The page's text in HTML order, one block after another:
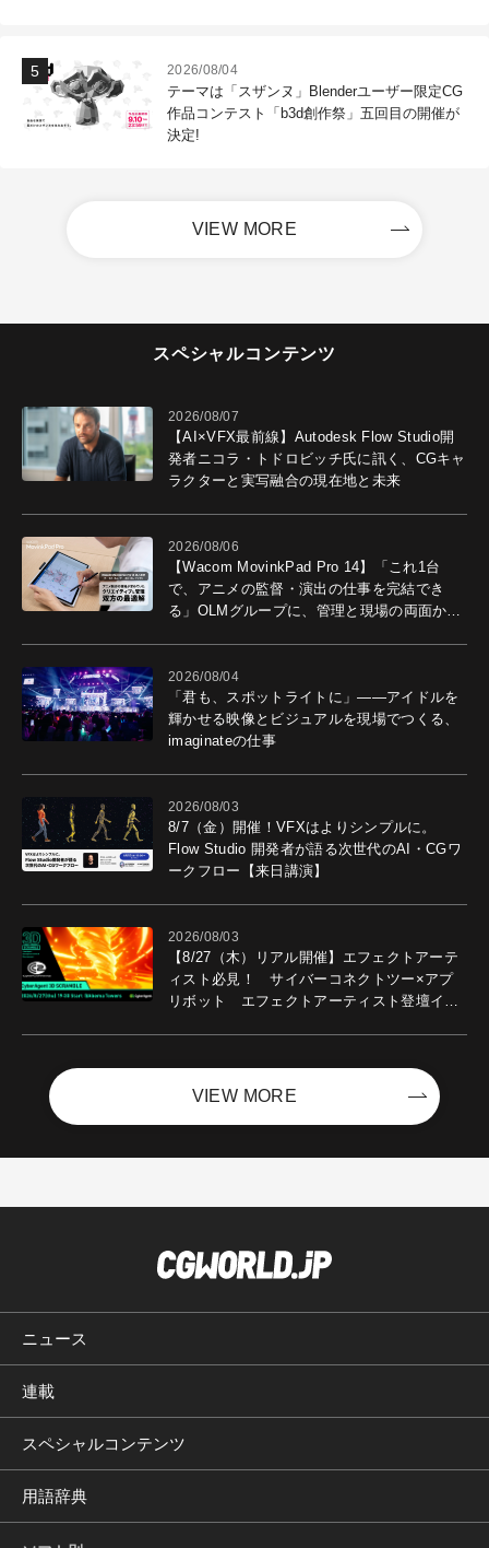
2026/08/04
テーマは「スザンヌ」Blenderユーザー限定CG
作品コンテスト「b3d創作祭」五回目の開催が
決定!
VIEW MORE
スペシャルコンテンツ
2026/08/07
【AI×VFX最前線】Autodesk Flow Studio開
発者ニコラ・トドロビッチ氏に訊く、CGキャ
ラクターと実写融合の現在地と未来
2026/08/06
【Wacom MovinkPad Pro 14】「これ1台
で、アニメの監督・演出の仕事を完結でき
る」OLMグループに、管理と現場の両面から
2026/08/04
「君も、スポットライトに」――アイドルを
輝かせる映像とビジュアルを現場でつくる、
imaginateの仕事
2026/08/03
8/7（金）開催！VFXはよりシンプルに。
Flow Studio 開発者が語る次世代のAI・CGワ
ークフロー【来日講演】
2026/08/03
【8/27（木）リアル開催】エフェクトアーテ
ィスト必見！ サイバーコネクトツー×アプ
リボット エフェクトアーティスト登壇イベ
VIEW MORE
ニュース
連載
スペシャルコンテンツ
用語辞典